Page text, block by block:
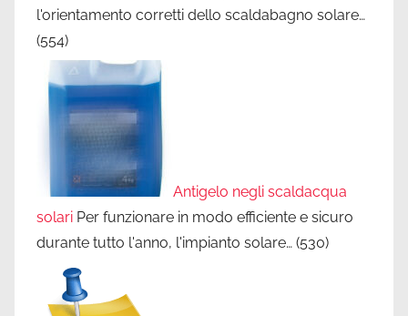
l'orientamento corretti dello scaldabagno solare…
(554)
Antigelo negli scaldacqua
solari Per funzionare in modo efficiente e sicuro
durante tutto l'anno, l'impianto solare… (530)